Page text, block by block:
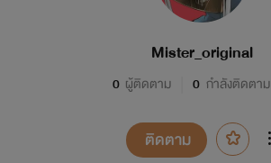
Mister_original
0 ผู้ติดตาม 0 กำลังติดตาม
ติดตาม